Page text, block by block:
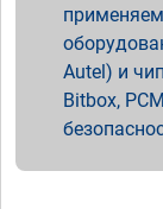
Autel) и
Bitbox,